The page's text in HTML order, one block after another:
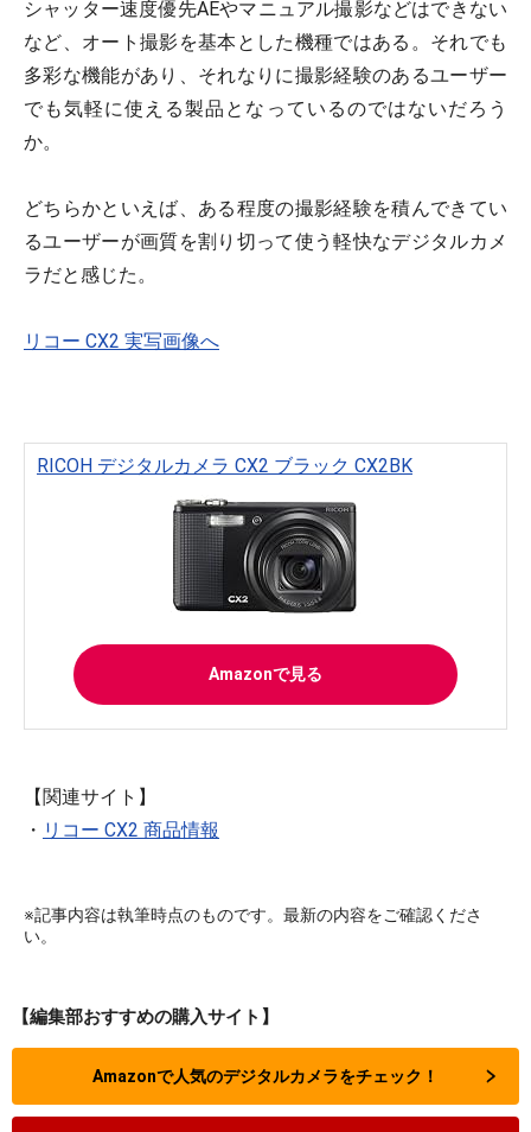
シャッター速度優先AEやマニュアル撮影などはできない
など、オート撮影を基本とした機種ではある。それでも
多彩な機能があり、それなりに撮影経験のあるユーザー
でも気軽に使える製品となっているのではないだろう
か。
どちらかといえば、ある程度の撮影経験を積んできてい
るユーザーが画質を割り切って使う軽快なデジタルカメ
ラだと感じた。
リコー CX2 実写画像へ
RICOH デジタルカメラ CX2 ブラック CX2BK
Amazonで見る
【関連サイト】
・ リコー CX2 商品情報
※記事内容は執筆時点のものです。最新の内容をご確認くださ
い。
【編集部おすすめの購入サイト】
Amazonで人気のデジタルカメラをチェック！